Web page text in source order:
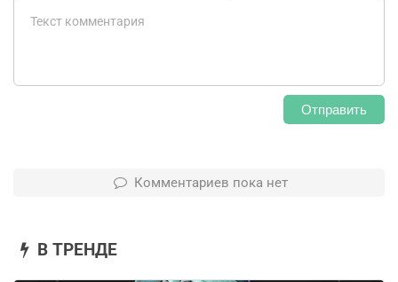
Отправить
Комментариев пока нет
В ТРЕНДЕ